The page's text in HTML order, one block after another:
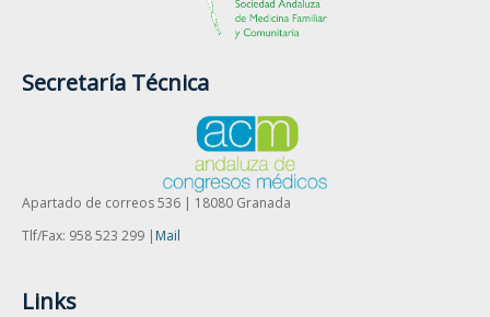
Secretaría Técnica
Apartado de correos 536 | 18080 Granada
Tlf/Fax: 958 523 299 | Mail
Links